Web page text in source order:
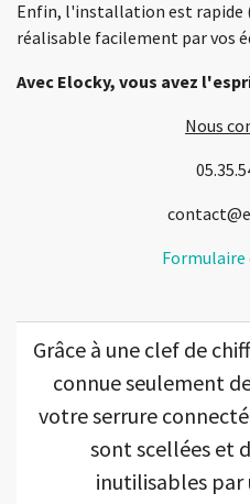
Enfin, l'installation est rapide
réalisable facilement par vos
Avec Elocky, vous avez
Nous
Formulaire
Grâce à une clef de
connue seulement
votre serrure
sont scellées et
inutilisables par